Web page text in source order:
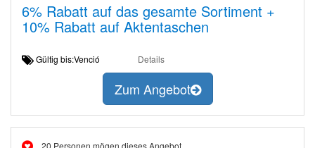
6% Rabatt auf das gesamte Sortiment +
10% Rabatt auf Aktentaschen
Gültig bis:Venció Details
Zum Angebot
20 Personen mögen dieses Angebot